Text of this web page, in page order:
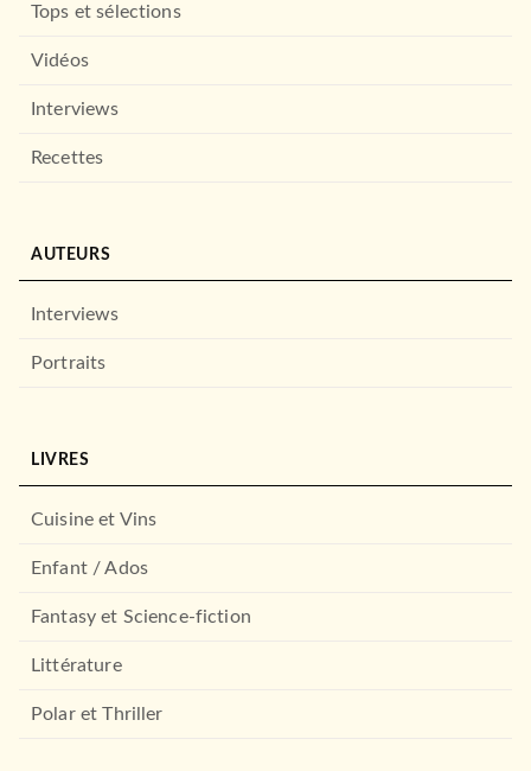
Tops et sélections
Vidéos
Interviews
Recettes
AUTEURS
Interviews
Portraits
LIVRES
Cuisine et Vins
Enfant / Ados
Fantasy et Science-fiction
Littérature
Polar et Thriller